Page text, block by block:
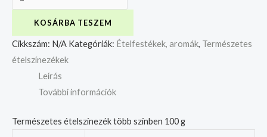
KOSÁRBA TESZEM
Cikkszám: N/A Kategóriák: Ételfestékek, aromák, Természetes
ételszínezékek
Leírás
További információk
Természetes ételszínezék több színben 100 g